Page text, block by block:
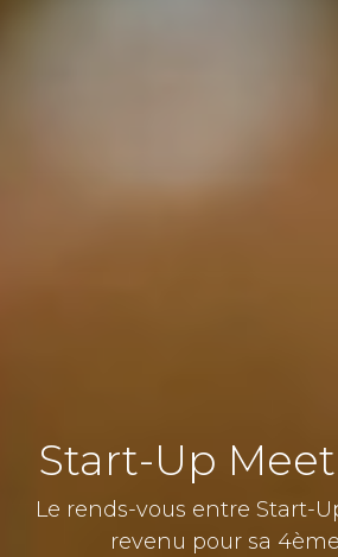
Start-Up
Le rends-vous entre Start-
revenu pour sa